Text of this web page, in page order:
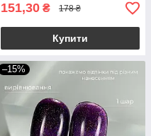
151,30 ₴ 178 ₴
Купити
–15%